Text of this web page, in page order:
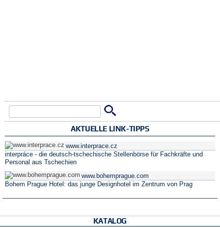
AKTUELLE LINK-TIPPS
www.interprace.cz
interpráce - die deutsch-tschechische Stellenbörse für Fachkräfte und
Personal aus Tschechien
www.bohemprague.com
Bohem Prague Hotel: das junge Designhotel im Zentrum von Prag
KATALOG